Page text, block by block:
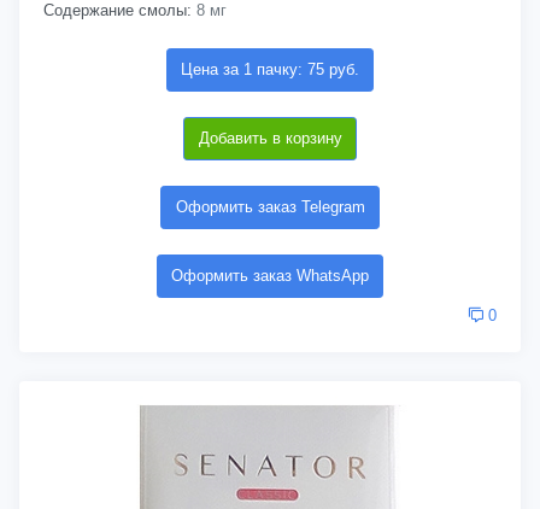
Содержание смолы: 8 мг
Цена за 1 пачку: 75 руб.
Добавить в корзину
Оформить заказ Telegram
Оформить заказ WhatsApp
0